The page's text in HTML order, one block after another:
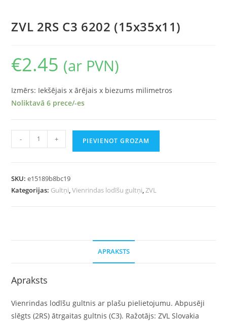
ZVL 2RS C3 6202 (15x35x11)
€2.45 (ar PVN)
Izmērs: Iekšējais x ārējais x biezums milimetros
Noliktavā 6 prece/-es
- + PIEVIENOT GROZAM
SKU:e15189b8bc19
Kategorijas: Gultņi,Vienrindas lodīšu gultņi,ZVL
APRAKSTS
Apraksts
Vienrindas lodīšu gultnis ar plašu pielietojumu. Abpusēji
slēgts (2RS) ātrgaitas gultnis (C3). Ražotājs: ZVL Slovakia